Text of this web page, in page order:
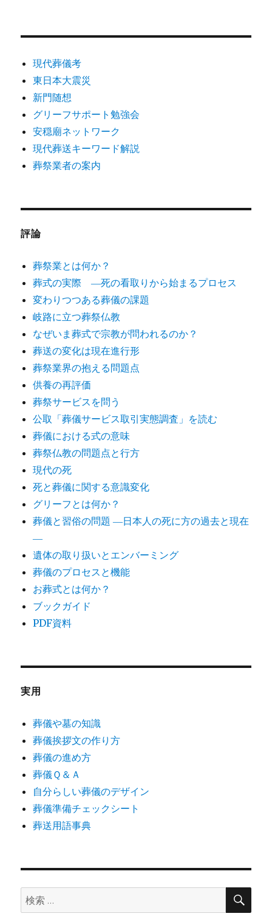
現代葬儀考
東日本大震災
新門随想
グリーフサポート勉強会
安穏廟ネットワーク
現代葬送キーワード解説
葬祭業者の案内
評論
葬祭業とは何か？
葬式の実際 ―死の看取りから始まるプロセス
変わりつつある葬儀の課題
岐路に立つ葬祭仏教
なぜいま葬式で宗教が問われるのか？
葬送の変化は現在進行形
葬祭業界の抱える問題点
供養の再評価
葬祭サービスを問う
公取「葬儀サービス取引実態調査」を読む
葬儀における式の意味
葬祭仏教の問題点と行方
現代の死
死と葬儀に関する意識変化
グリーフとは何か？
葬儀と習俗の問題 ―日本人の死に方の過去と現在
―
遺体の取り扱いとエンバーミング
葬儀のプロセスと機能
お葬式とは何か？
ブックガイド
PDF資料
実用
葬儀や墓の知識
葬儀挨拶文の作り方
葬儀の進め方
葬儀Ｑ＆Ａ
自分らしい葬儀のデザイン
葬儀準備チェックシート
葬送用語事典
検
索:
検